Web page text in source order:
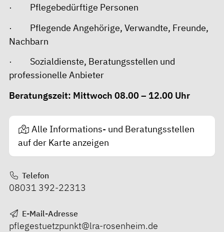
· Pflegebedürftige Personen
· Pflegende Angehörige, Verwandte, Freunde,
Nachbarn
· Sozialdienste, Beratungsstellen und
professionelle Anbieter
Beratungszeit: Mittwoch 08.00 – 12.00 Uhr
Alle Informations- und Beratungsstellen
auf der Karte anzeigen
Telefon
08031 392-22313
E-Mail-Adresse
pflegestuetzpunkt@lra-rosenheim.de